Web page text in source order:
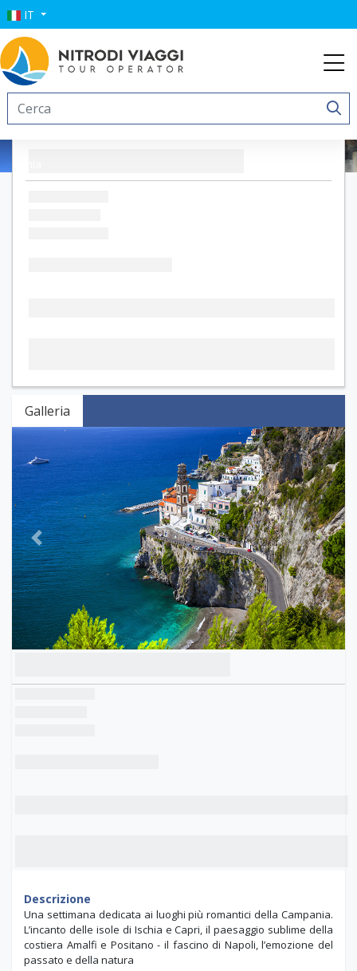
IT
TOUR I COLORI DELLA CAMPANIA
Galleria
Previous Next
Descrizione
Una settimana dedicata ai luoghi più romantici della Campania.
L’incanto delle isole di Ischia e Capri, il paesaggio sublime della
costiera Amalfi e Positano - il fascino di Napoli, l’emozione del
passato e della natura